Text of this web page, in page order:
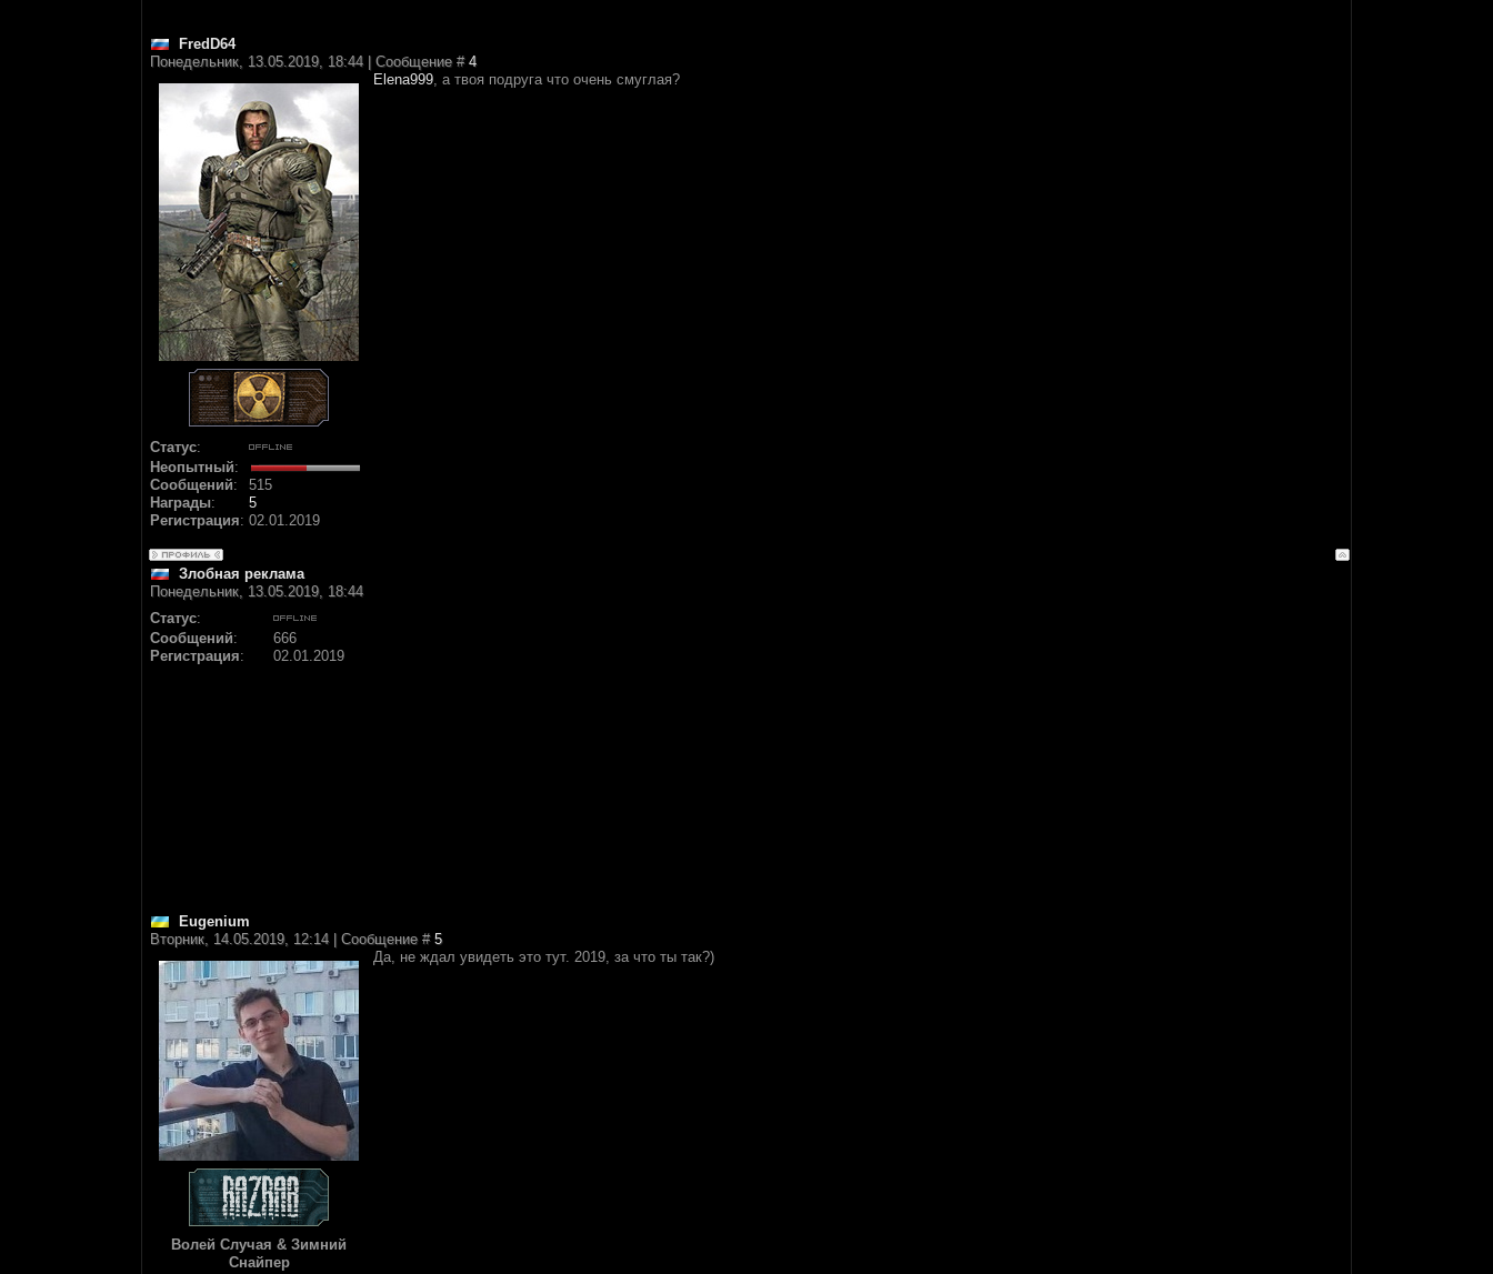
FredD64
Понедельник, 13.05.2019, 18:44 | Сообщение # 4
Статус:
Неопытный:
Сообщений:
515
Награды:
5
Регистрация: 02.01.2019
Elena999, а твоя подруга что очень смуглая?
Злобная реклама
Понедельник, 13.05.2019, 18:44
Статус:
Сообщений:
666
Регистрация: 02.01.2019
Eugenium
Вторник, 14.05.2019, 12:14 | Сообщение # 5
Волей Случая & Зимний
Снайпер
Да, не ждал увидеть это тут. 2019, за что ты так?)